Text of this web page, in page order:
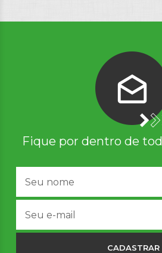
Fique por dentro de
CADASTRAR